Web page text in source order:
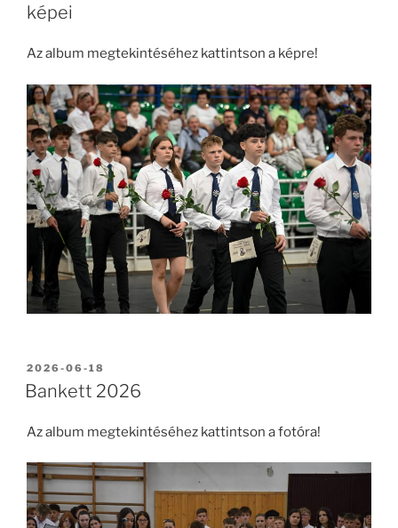
képei
Az album megtekintéséhez kattintson a képre!
BEKÜLDVE:
2026-06-18
Bankett 2026
Az album megtekintéséhez kattintson a fotóra!